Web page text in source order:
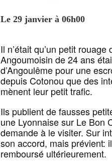
Le 29 janvier à 06h00
Il n’était qu’un petit
Angoumoisin de 24 ans
d’Angoulême pour une
depuis Cotonou que des
mènent leur petit trafic.
Ils publient de fausses
une Lyonnaise sur Le Bon
demande à le visiter. Sur
son accord, mais prévient:
remboursé ultérieurement.